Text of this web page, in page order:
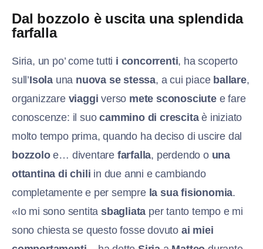
Dal bozzolo è uscita una splendida
farfalla
Siria, un po’ come tutti i concorrenti, ha scoperto
sull’Isola una nuova se stessa, a cui piace ballare,
organizzare viaggi verso mete sconosciutee fare
conoscenze: il suocammino di crescitaè iniziato
molto tempo prima, quando ha deciso di uscire dal
bozzoloe… diventare farfalla, perdendo o una
ottantina di chili in due anni e cambiando
completamente e per sempre la sua fisionomia.
«Io mi sono sentitasbagliata per tanto tempo e mi
sono chiesta se questo fosse dovuto ai miei